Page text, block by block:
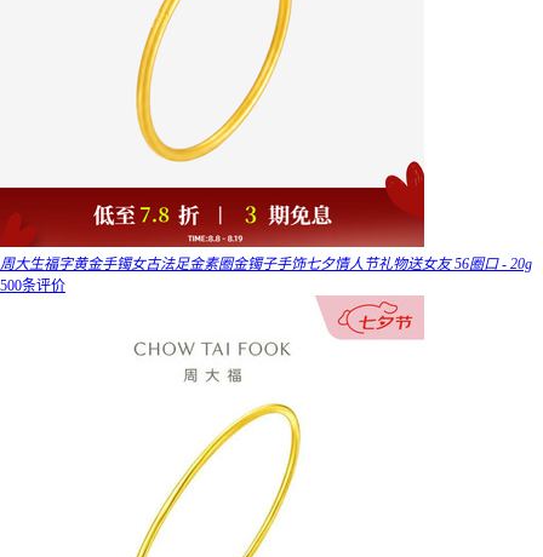
周大生福字黄金手镯女古法足金素圈金镯子手饰七夕情人节礼物送女友 56圈口 - 20g
500条评价